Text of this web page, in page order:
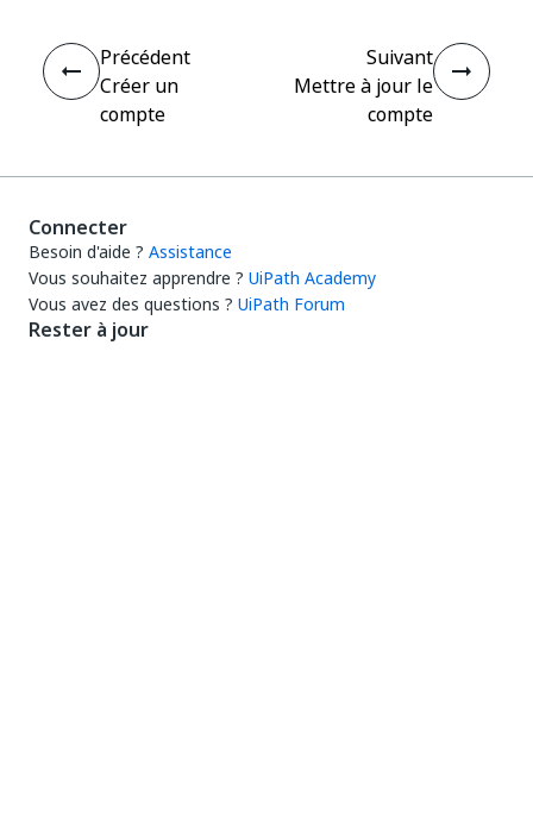
Précédent
Créer un
compte
Suivant
Mettre à jour le
compte
Connecter
Besoin d'aide ? Assistance
Vous souhaitez apprendre ? UiPath Academy
Vous avez des questions ? UiPath Forum
Rester à jour